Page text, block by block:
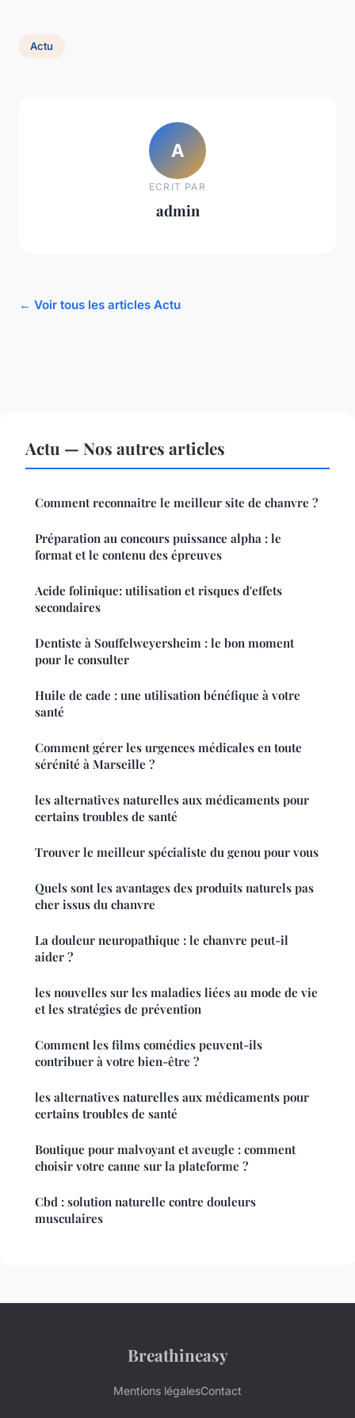
Actu
A
ECRIT PAR
admin
← Voir tous les articles Actu
Actu — Nos autres articles
Comment reconnaitre le meilleur site de chanvre ?
Préparation au concours puissance alpha : le
format et le contenu des épreuves
Acide folinique: utilisation et risques d'effets
secondaires
Dentiste à Souffelweyersheim : le bon moment
pour le consulter
Huile de cade : une utilisation bénéfique à votre
santé
Comment gérer les urgences médicales en toute
sérénité à Marseille ?
les alternatives naturelles aux médicaments pour
certains troubles de santé
Trouver le meilleur spécialiste du genou pour vous
Quels sont les avantages des produits naturels pas
cher issus du chanvre
La douleur neuropathique : le chanvre peut-il
aider ?
les nouvelles sur les maladies liées au mode de vie
et les stratégies de prévention
Comment les films comédies peuvent-ils
contribuer à votre bien-être ?
les alternatives naturelles aux médicaments pour
certains troubles de santé
Boutique pour malvoyant et aveugle : comment
choisir votre canne sur la plateforme ?
Cbd : solution naturelle contre douleurs
musculaires
Breathineasy
Mentions légalesContact